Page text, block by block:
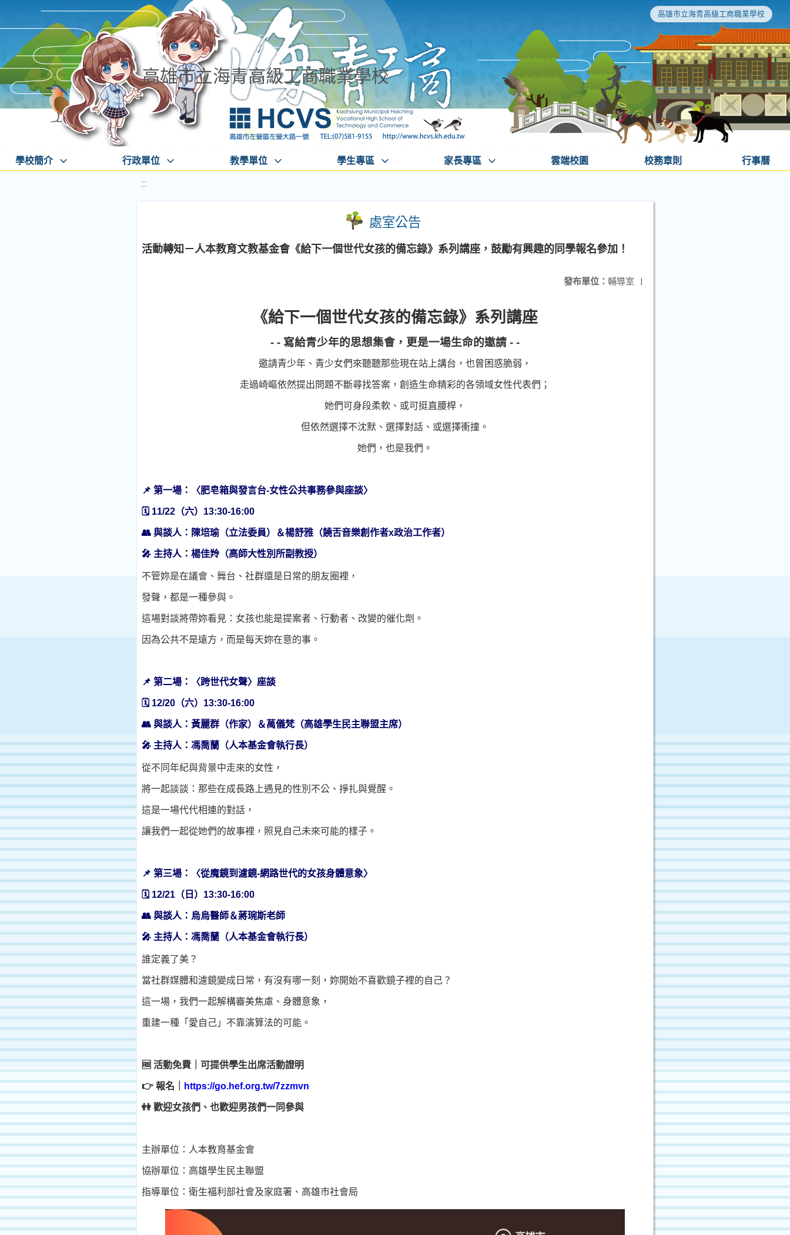
高雄市立海青高級工商職業學校
高雄市立海青高級工商職業學校
學校簡介 行政單位 教學單位 學生專區 家長專區 雲端校園 校務章則 行事曆
:::
處室公告
活動轉知－人本教育文教基金會《給下一個世代女孩的備忘錄》系列講座，鼓勵有興趣的同學報名參加！
發布單位： 輔導室 |
《給下一個世代女孩的備忘錄》系列講座
- - 寫給青少年的思想集會，更是一場生命的邀請 - -
邀請青少年、青少女們來聽聽那些現在站上講台，也曾困惑脆弱，
走過崎嶇依然提出問題不斷尋找答案，創造生命精彩的各領域女性代表們；
她們可身段柔軟、或可挺直腰桿，
但依然選擇不沈默、選擇對話、或選擇衝撞。
她們，也是我們。
📌 第一場：〈肥皂箱與發言台-女性公共事務參與座談〉
🗓 11/22 （六） 13:30-16:00
👥 與談人：陳培瑜（立法委員）＆楊舒雅（饒舌音樂創作者x政治工作者）
🎤 主持人：楊佳羚（高師大性別所副教授）
不管妳是在議會、舞台、社群還是日常的朋友圈裡，
發聲，都是一種參與。
這場對談將帶妳看見：女孩也能是提案者、行動者、改變的催化劑。
因為公共不是遠方，而是每天妳在意的事。
📌 第二場：〈跨世代女聲〉座談
🗓 12/20 （六） 13:30-16:00
👥 與談人：黃麗群（作家）＆萬儀梵（高雄學生民主聯盟主席）
🎤 主持人：馮喬蘭（人本基金會執行長）
從不同年紀與背景中走來的女性，
將一起談談：那些在成長路上遇見的性別不公、掙扎與覺醒。
這是一場代代相連的對話，
讓我們一起從她們的故事裡，照見自己未來可能的樣子。
📌 第三場：〈從魔鏡到濾鏡-網路世代的女孩身體意象〉
🗓 12/21 （日） 13:30-16:00
👥 與談人：烏烏醫師＆蔣琬斯老師
🎤 主持人：馮喬蘭（人本基金會執行長）
誰定義了美？
當社群媒體和濾鏡變成日常，有沒有哪一刻，妳開始不喜歡鏡子裡的自己？
這一場，我們一起解構審美焦慮、身體意象，
重建一種「愛自己」不靠演算法的可能。
🆓 活動免費｜可提供學生出席活動證明
👉 報名｜ https://go.hef.org.tw/7zzmvn
👭 歡迎女孩們、也歡迎男孩們一同參與
主辦單位：人本教育基金會
協辦單位：高雄學生民主聯盟
指導單位：衛生福利部社會及家庭署、高雄市社會局